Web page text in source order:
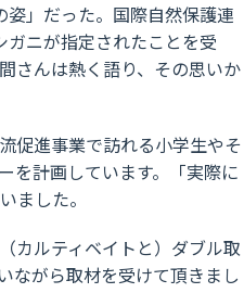
」だった。国際自然保護連
ニが指定されたことを受
さんは熱く語り、その思いか
促進事業で訪れる小学生やそ
を計画しています。「実際に
ました。
カルティベイトと）ダブル取
ながら取材を受けて頂きまし